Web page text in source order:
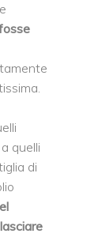
quelli
di